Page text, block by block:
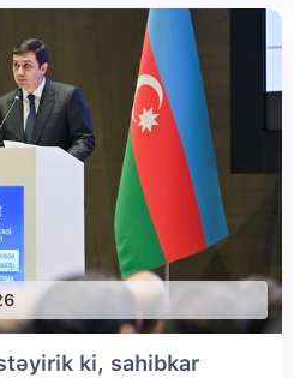
ki, sahibkar